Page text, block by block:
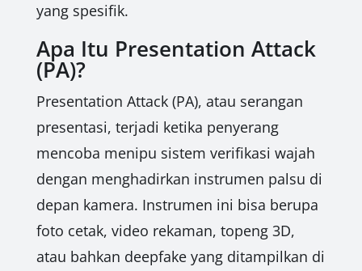
yang spesifik.
Apa Itu Presentation Attack
(PA)?
Presentation Attack (PA), atau serangan
presentasi, terjadi ketika penyerang
mencoba menipu sistem verifikasi wajah
dengan menghadirkan instrumen palsu di
depan kamera. Instrumen ini bisa berupa
foto cetak, video rekaman, topeng 3D,
atau bahkan deepfake yang ditampilkan di